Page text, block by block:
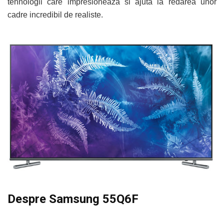
cadre incredibil de realiste.
Despre Samsung 55Q6F